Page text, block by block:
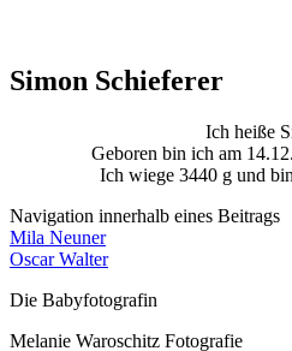
Simon Schieferer
Ich heiße
Geboren bin ich am
Ich wiege 3440 g und
Navigation innerhalb eines Beitrags
Mila Neuner
Oscar Walter
Die Babyfotografin
Melanie Waroschitz Fotografie